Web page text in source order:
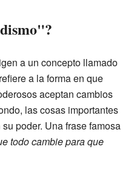
a un concepto llamado
a la forma en que
aceptan cambios
las cosas importantes
poder. Una frase famosa
todo cambie para que